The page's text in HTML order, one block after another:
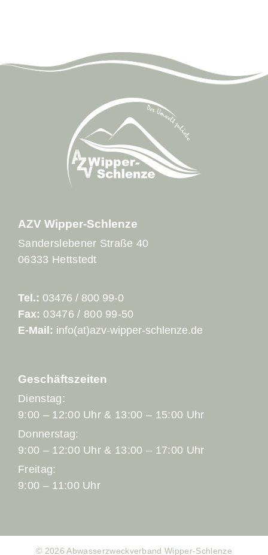
AZV Wipper-Schlenze
Sanderslebener Straße 40
06333 Hettstedt
Tel.: 03476 / 800 99-0
Fax: 03476 / 800 99-50
E-Mail: info(at)azv-wipper-schlenze.de
Geschäftszeiten
Dienstag:
9:00 – 12:00 Uhr & 13:00 – 15:00 Uhr
Donnerstag:
9:00 – 12:00 Uhr & 13:00 – 17:00 Uhr
Freitag:
9:00 – 11:00 Uhr
© 2026 Abwasserzweckverband Wipper-Schlenze